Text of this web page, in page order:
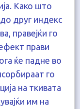
Како што
друг индекс
правејќи го
прави
ќе падне во
го
на ткивата
им на